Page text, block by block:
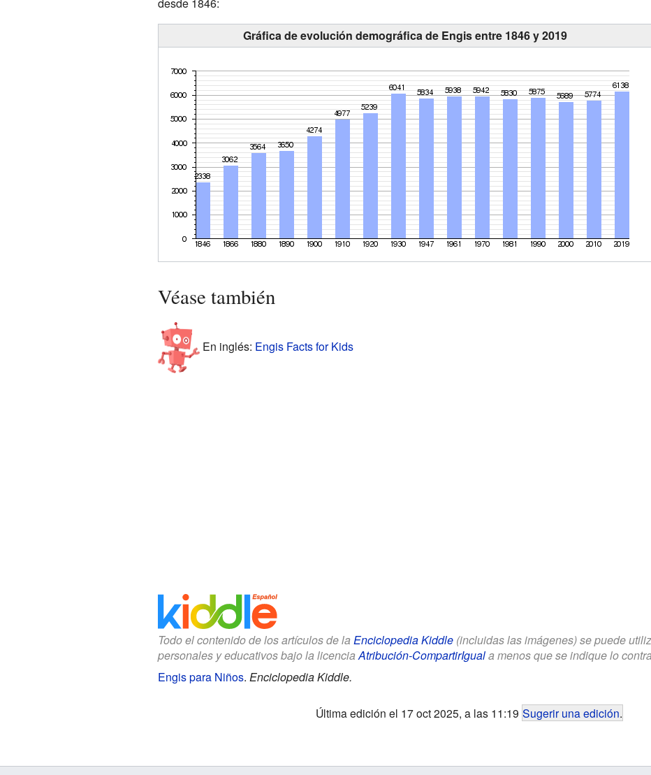
Gráfica de evolución demográfica de Engis entre 1846 y 2019
Véase también
En inglés: Engis Facts for Kids
Todo el contenido de los artículos de la Enciclopedia Kiddle(incluidas las imágenes) se puede
personales y educativos bajo la licenciaAtribución-CompartirIguala menos que se indique lo
Engis para Niños. Enciclopedia Kiddle.
Última edición el 17 oct 2025, a las 11:19 Sugerir una edición.